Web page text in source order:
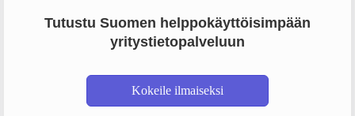
Tutustu Suomen helppokäyttöisimpään
yritystietopalveluun
Kokeile ilmaiseksi